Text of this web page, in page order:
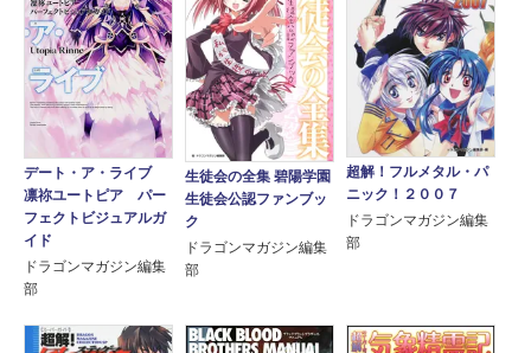
デート・ア・ライブ
凛祢ユートピア パー
フェクトビジュアルガ
イド
ドラゴンマガジン編集
部
生徒会の全集 碧陽学園
生徒会公認ファンブッ
ク
ドラゴンマガジン編集
部
超解！フルメタル・パ
ニック！２００７
ドラゴンマガジン編集
部